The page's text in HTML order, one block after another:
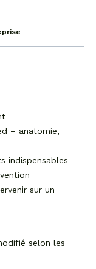
– anatomie,
indispensables
sur un
selon les